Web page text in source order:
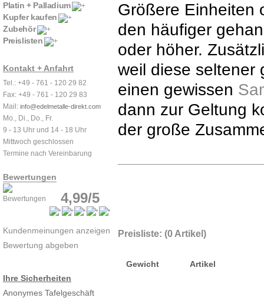
Platin + Palladium
Kupfer kaufen
Zubehör
Preislisten
Kontakt + Anfahrt
Tel.: +49 - 761 - 120 29 82
Fax: +49 - 761 - 120 29 83
Mail: info@edelmetalle-direkt.com
Mo., Di., Do., Fr.
9 - 13 Uhr und 14 - 18 Uhr
Mittwoch geschlossen
Termine nach Vereinbarung
Bewertungen
4,99/5
Kundenmeinungen anzeigen
Bewertung abgeben
Ihre Sicherheiten
Anonymes Tafelgeschäft
Größere Einheiten
den häufiger
oder höher.
weil diese seltener
einen gewissen
dann zur Geltung
der große
Preisliste: (0 Artikel)
Gewicht Artikel